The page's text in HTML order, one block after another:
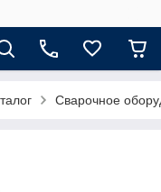
Сварочное